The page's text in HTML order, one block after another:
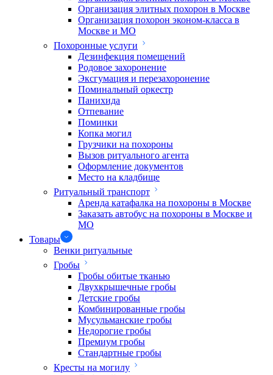
Организация элитных похорон в Москве
Организация похорон эконом-класса в
Москве и МО
Похоронные услуги
Дезинфекция помещений
Родовое захоронение
Эксгумация и перезахоронение
Поминальный оркестр
Панихида
Отпевание
Поминки
Копка могил
Грузчики на похороны
Вызов ритуального агента
Оформление документов
Место на кладбище
Ритуальный транспорт
Аренда катафалка на похороны в Москве
Заказать автобус на похороны в Москве и
МО
Товары
Венки ритуальные
Гробы
Гробы обитые тканью
Двухкрышечные гробы
Детские гробы
Комбинированные гробы
Мусульманские гробы
Недорогие гробы
Премиум гробы
Стандартные гробы
Кресты на могилу